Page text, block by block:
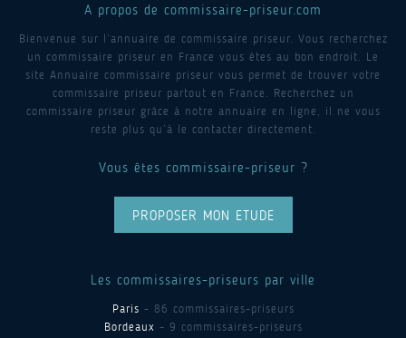
A propos de commissaire-priseur.com
Bienvenue sur l’annuaire de commissaire priseur. Vous recherchez
un commissaire priseur en France vous êtes au bon endroit. Le
site Annuaire commissaire priseur vous permet de trouver votre
commissaire priseur partout en France. Recherchez un
commissaire priseur grâce à notre annuaire en ligne, il ne vous
reste plus qu’à le contacter directement.
Vous êtes commissaire-priseur ?
PROPOSER MON ETUDE
Les commissaires-priseurs par ville
Paris - 86 commissaires-priseurs
Bordeaux - 9 commissaires-priseurs